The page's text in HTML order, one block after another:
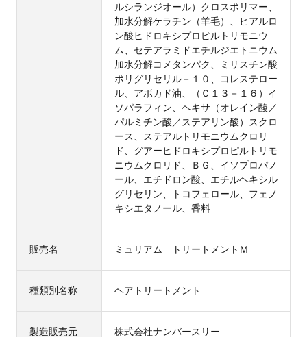
ルシランジオール）クロスポリマー、
加水分解ケラチン（羊毛）、ヒアルロ
ン酸ヒドロキシプロピルトリモニウ
ム、セテアラミドエチルジエトニウム
加水分解コメタンパク、ミリスチン酸
ポリグリセリル－１０、コレステロー
ル、アボカド油、（Ｃ１３－１６）イ
ソパラフィン、ヘキサ（オレイン酸／
パルミチン酸／ステアリン酸）スクロ
ース、ステアルトリモニウムクロリ
ド、グアーヒドロキシプロピルトリモ
ニウムクロリド、ＢＧ、イソプロパノ
ール、エチドロン酸、エチルヘキシル
グリセリン、トコフェロール、フェノ
キシエタノール、香料
販売名 ミュリアム トリートメントＭ
種類別名称 ヘアトリートメント
製造販売元 株式会社ナンバースリー